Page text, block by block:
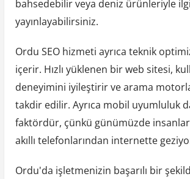
bahsedebilir veya deniz ürünleriyle
yayınlayabilirsiniz.
Ordu SEO hizmeti ayrıca teknik
içerir. Hızlı yüklenen bir web sitesi,
deneyimini iyileştirir ve arama
takdir edilir. Ayrıca mobil uyumluluk
faktördür, çünkü günümüzde
akıllı telefonlarından internette
Ordu'da işletmenizin başarılı bir